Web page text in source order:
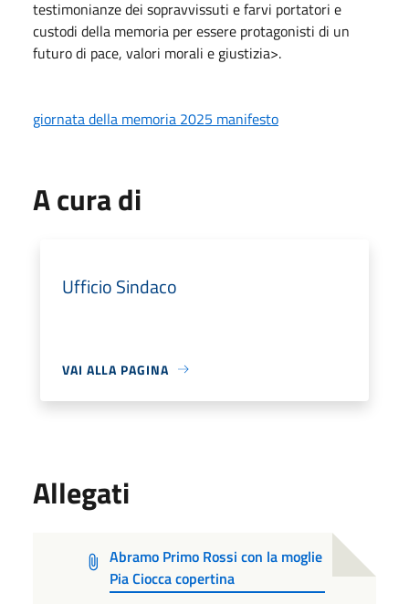
testimonianze dei sopravvissuti e farvi portatori e
custodi della memoria per essere protagonisti di un
futuro di pace, valori morali e giustizia>.
giornata della memoria 2025 manifesto
A cura di
Ufficio Sindaco
VAI ALLA PAGINA
Allegati
Abramo Primo Rossi con la moglie
Pia Ciocca copertina